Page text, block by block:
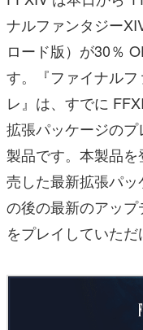
ナルファンタジー
ロード版）が30％
す。『ファイナル
レ』は、すでに
拡張パッケージの
製品です。本製品
売した最新拡張パ
の後の最新のアッ
をプレイしていただ